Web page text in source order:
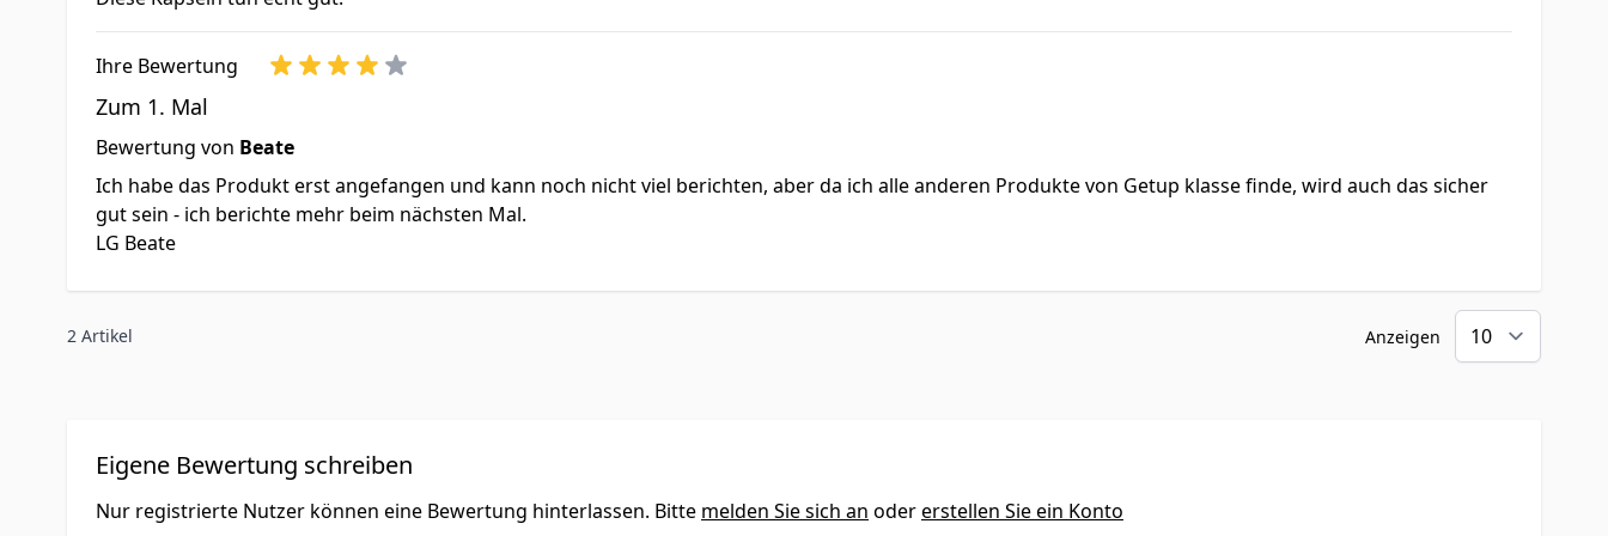
Ihre Bewertung
Zum 1. Mal
Bewertung von Beate
Ich habe das Produkt erst angefangen und kann noch nicht viel berichten, aber da ich alle anderen Produkte von Getup klasse finde, wird auch das sicher
gut sein - ich berichte mehr beim nächsten Mal.
LG Beate
2 Artikel Anzeigen
Eigene Bewertung schreiben
Nur registrierte Nutzer können eine Bewertung hinterlassen. Bitte melden Sie sich an odererstellen Sie ein Konto